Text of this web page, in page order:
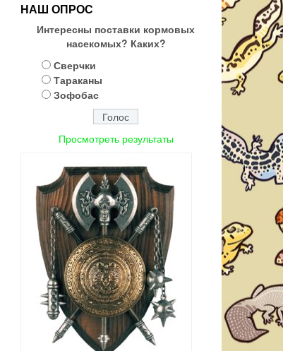
НАШ ОПРОС
Интересны поставки кормовых
насекомых? Каких?
Сверчки
Тараканы
Зофобас
Просмотреть результаты